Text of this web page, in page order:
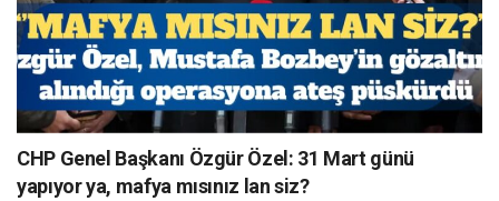
CHP Genel Başkanı Özgür Özel: 31 Mart günü
yapıyor ya, mafya mısınız lan siz?